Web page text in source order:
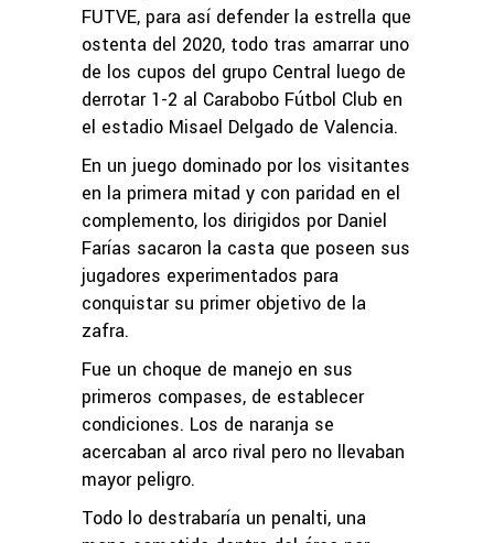
FUTVE, para así defender la estrella que
ostenta del 2020, todo tras amarrar uno
de los cupos del grupo Central luego de
derrotar 1-2 al Carabobo Fútbol Club en
el estadio Misael Delgado de Valencia.
En un juego dominado por los visitantes
en la primera mitad y con paridad en el
complemento, los dirigidos por Daniel
Farías sacaron la casta que poseen sus
jugadores experimentados para
conquistar su primer objetivo de la
zafra.
Fue un choque de manejo en sus
primeros compases, de establecer
condiciones. Los de naranja se
acercaban al arco rival pero no llevaban
mayor peligro.
Todo lo destrabaría un penalti, una